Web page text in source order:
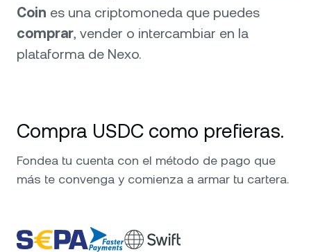
Coin es una criptomoneda que puedes
comprar, vender o intercambiar en la
plataforma de Nexo.
Compra USDC como prefieras.
Fondea tu cuenta con el método de pago que
más te convenga y comienza a armar tu cartera.